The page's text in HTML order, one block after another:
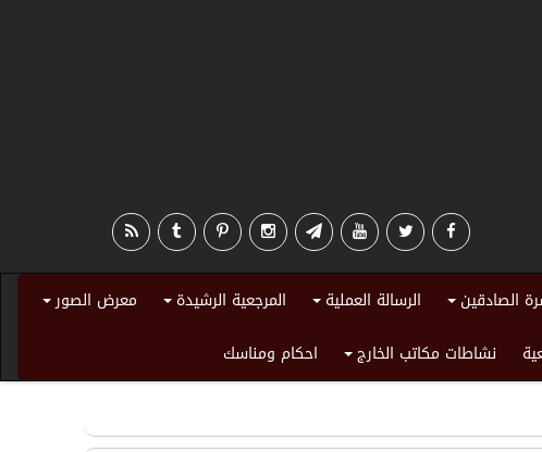
الصادقين الرسالة العملية المرجعية الرشيدة معرض الصور
نشاطات مكاتب الخارج احكام ومناسك